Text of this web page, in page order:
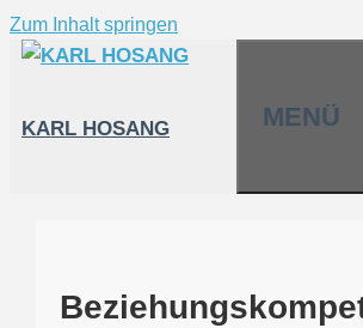
Zum Inhalt springen
KARL HOSANG MENÜ